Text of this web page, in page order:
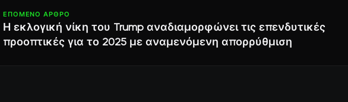
ΕΠΌΜΕΝΟ ΆΡΘΡΟ
Η εκλογική νίκη του Trump αναδιαμορφώνει τις επενδυτικές
προοπτικές για το 2025 με αναμενόμενη απορρύθμιση